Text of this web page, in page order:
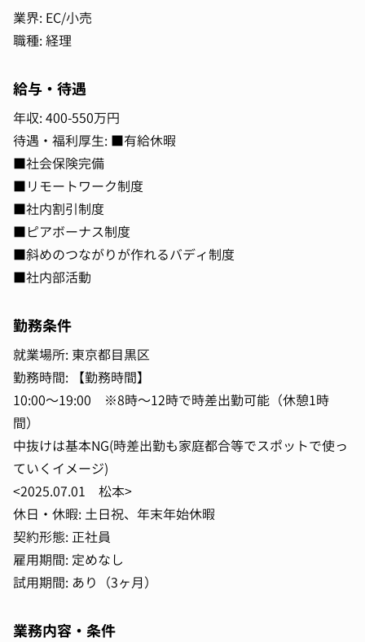
業界: EC/小売
職種: 経理
給与・待遇
年収: 400-550万円
待遇・福利厚生: ■有給休暇
■社会保険完備
■リモートワーク制度
■社内割引制度
■ピアボーナス制度
■斜めのつながりが作れるバディ制度
■社内部活動
勤務条件
就業場所: 東京都目黒区
勤務時間: 【勤務時間】
10:00〜19:00 ※8時〜12時で時差出勤可能（休憩1時
間）
中抜けは基本NG(時差出勤も家庭都合等でスポットで使っ
ていくイメージ)
<2025.07.01 松本>
休日・休暇: 土日祝、年末年始休暇
契約形態: 正社員
雇用期間: 定めなし
試用期間: あり（3ヶ月）
業務内容・条件